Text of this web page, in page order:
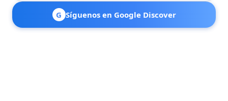
G Síguenos en Google Discover